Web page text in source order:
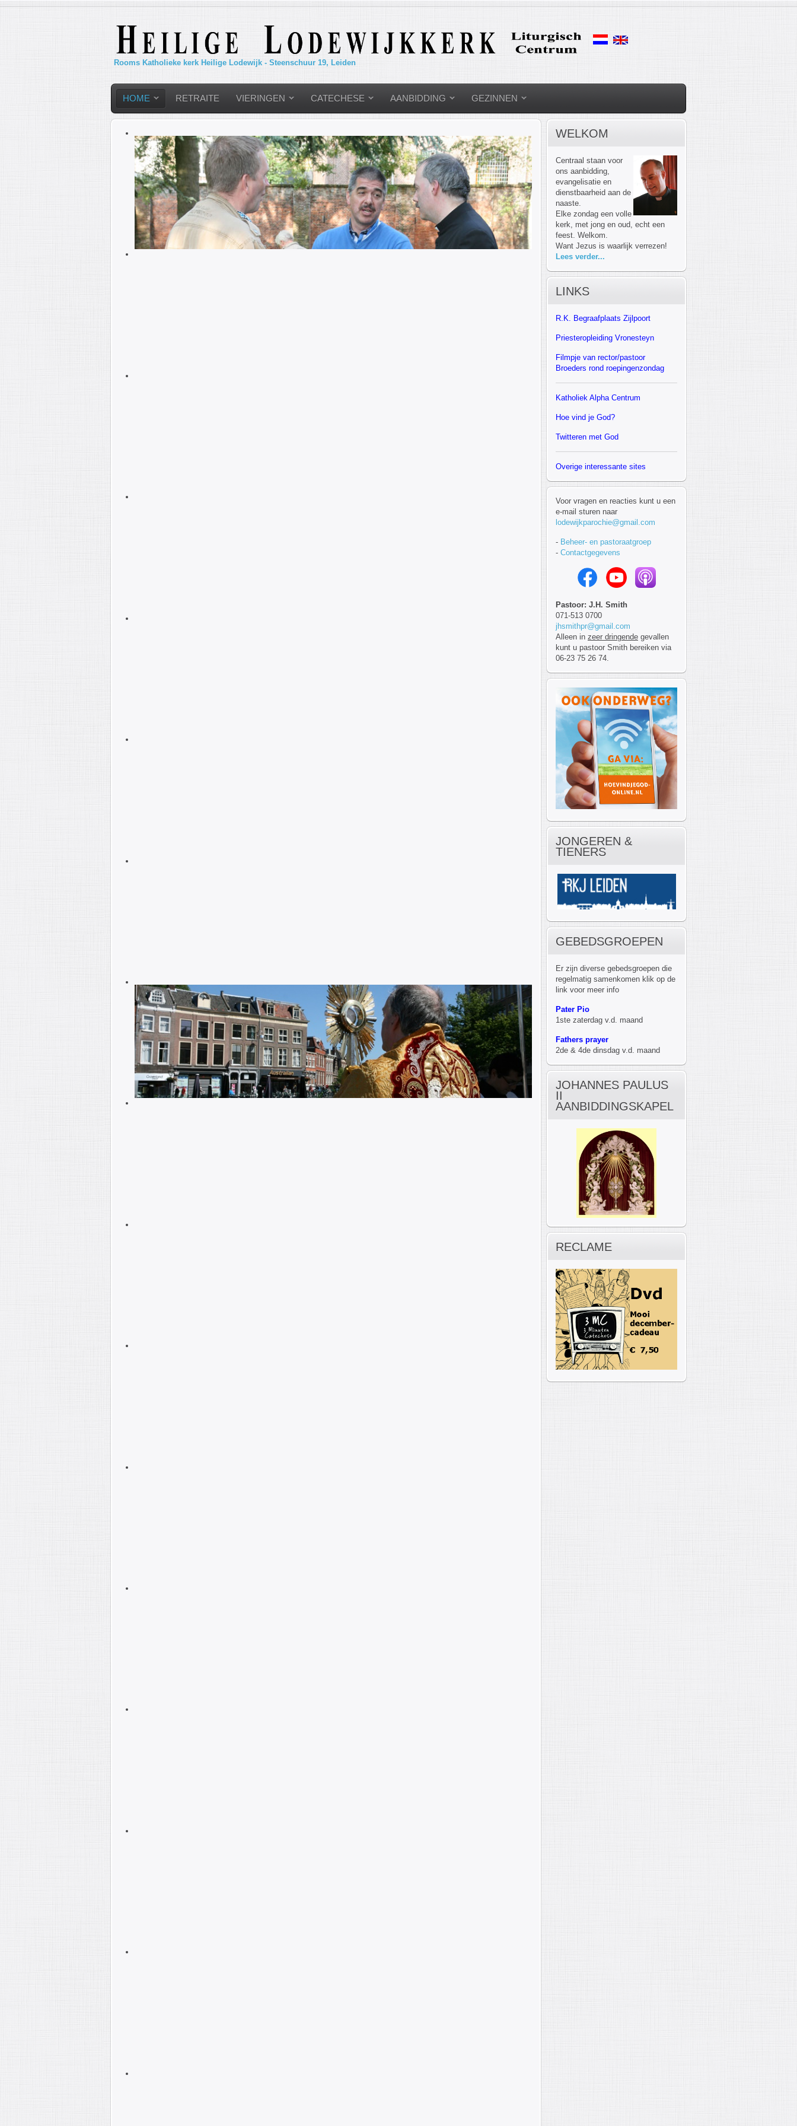
Rooms Katholieke kerk Heilige Lodewijk - Steenschuur 19, Leiden
HOME RETRAITE VIERINGEN CATECHESE AANBIDDING GEZINNEN
WELKOM
Centraal staan voor
ons aanbidding,
evangelisatie en
dienstbaarheid aan de
naaste.
Elke zondag een volle
kerk, met jong en oud, echt een
feest. Welkom.
Want Jezus is waarlijk verrezen!
Lees verder...
LINKS
R.K. Begraafplaats Zijlpoort
Priesteropleiding Vronesteyn
Filmpje van rector/pastoor
Broeders rond roepingenzondag
Katholiek Alpha Centrum
Hoe vind je God?
Twitteren met God
Overige interessante sites
Voor vragen en reacties kunt u een
e-mail sturen naar
lodewijkparochie@gmail.com
- Beheer- en pastoraatgroep
- Contactgegevens
Pastoor: J.H. Smith
071-513 0700
jhsmithpr@gmail.com
Alleen in zeer dringende gevallen
kunt u pastoor Smith bereiken via
06-23 75 26 74.
JONGEREN &
TIENERS
GEBEDSGROEPEN
Er zijn diverse gebedsgroepen die
regelmatig samenkomen klik op de
link voor meer info
Pater Pio
1ste zaterdag v.d. maand
Fathers prayer
2de & 4de dinsdag v.d. maand
JOHANNES PAULUS
II
AANBIDDINGSKAPEL
RECLAME